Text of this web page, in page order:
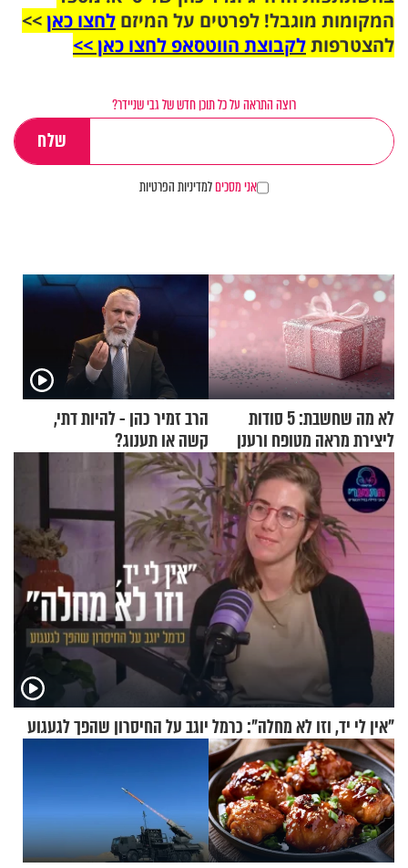
המקומות מוגבל! לפרטים על המיזם לחצו כאן>>
להצטרפותלקבוצת הווטסאפ לחצו כאן >>
רוצה התראה על כל תוכן חדש של גבי שניידר?
אני מסכיםלמדיניות הפרטיות
לא מה שחשבת: 5 סודות
ליצירת מראה מטופח ורענן
הרב זמיר כהן - להיות דתי,
קשה או תענוג?
"אין לי יד, וזו לא מחלה": כרמל יוגב על החיסרון שהפך לגעגוע